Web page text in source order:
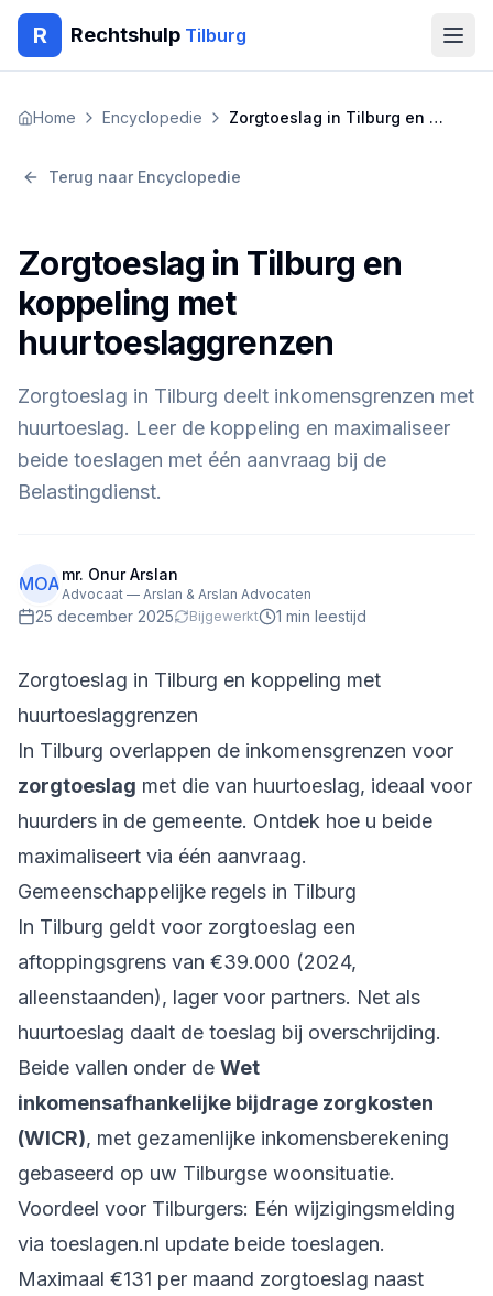
R Rechtshulp Tilburg
Home
Contact
🇳🇱 Nederlands 🇬🇧 English 🇹🇷 Türkçe
Polski
🇷🇴 Română
Gratis Advies
Home Encyclopedie Zorgtoeslag in Tilburg en koppeling met huurtoeslaggrenzen
Terug naar Encyclopedie
Zorgtoeslag in Tilburg en
koppeling met
huurtoeslaggrenzen
Zorgtoeslag in Tilburg deelt inkomensgrenzen met
huurtoeslag. Leer de koppeling en maximaliseer
beide toeslagen met één aanvraag bij de
Belastingdienst.
MOAmr. Onur Arslan
Advocaat — Arslan & Arslan Advocaten
25 december 2025 Bijgewerkt 1 min leestijd
Zorgtoeslag in Tilburg en koppeling met
huurtoeslaggrenzen
In Tilburg overlappen de inkomensgrenzen voor
zorgtoeslag met die van huurtoeslag, ideaal voor
huurders in de gemeente. Ontdek hoe u beide
maximaliseert via één aanvraag.
Gemeenschappelijke regels in Tilburg
In Tilburg geldt voor zorgtoeslag een
aftoppingsgrens van €39.000 (2024,
alleenstaanden), lager voor partners. Net als
huurtoeslag daalt de toeslag bij overschrijding.
Beide vallen onder de Wet
inkomensafhankelijke bijdrage zorgkosten
(WICR), met gezamenlijke inkomensberekening
gebaseerd op uw Tilburgse woonsituatie.
Voordeel voor Tilburgers: Eén wijzigingsmelding
via toeslagen.nl update beide toeslagen.
Maximaal €131 per maand zorgtoeslag naast